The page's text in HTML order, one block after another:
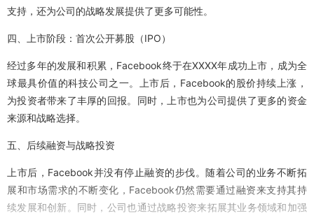
支持，还为公司的战略发展提供了更多可能性。
四、上市阶段：首次公开募股（IPO）
经过多年的发展和积累，Facebook终于在XXXX年成功上市，成为全
球最具价值的科技公司之一。上市后，Facebook的股价持续上涨，
为投资者带来了丰厚的回报。同时，上市也为公司提供了更多的资金
来源和战略选择。
五、后续融资与战略投资
上市后，Facebook并没有停止融资的步伐。随着公司的业务不断拓
展和市场需求的不断变化，Facebook仍然需要通过融资来支持其持
续发展和创新。同时，公司也通过战略投资来拓展其业务领域和加强